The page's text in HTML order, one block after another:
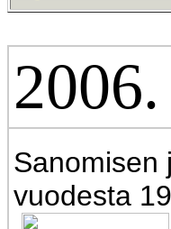
Sanomisen
vuodesta